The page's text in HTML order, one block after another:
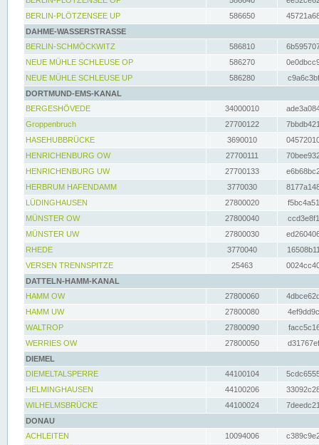
BERLIN-PLÖTZENSEE UP
586650
DAHME-WASSERSTRASSE
BERLIN-SCHMÖCKWITZ
586810
NEUE MÜHLE SCHLEUSE OP
586270
NEUE MÜHLE SCHLEUSE UP
586280
DORTMUND-EMS-KANAL
BERGESHÖVEDE
34000010
Groppenbruch
27700122
HASEHUBBRÜCKE
3690010
HENRICHENBURG OW
27700111
HENRICHENBURG UW
27700133
HERBRUM HAFENDAMM
3770030
LÜDINGHAUSEN
27800020
MÜNSTER OW
27800040
MÜNSTER UW
27800030
RHEDE
3770040
VERSEN TRENNSPITZE
25463
DATTELN-HAMM-KANAL
HAMM OW
27800060
HAMM UW
27800080
WALTROP
27800090
WERRIES OW
27800050
DIEMEL
DIEMELTALSPERRE
44100104
HELMINGHAUSEN
44100206
WILHELMSBRÜCKE
44100024
DONAU
ACHLEITEN
10094006